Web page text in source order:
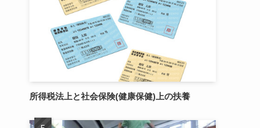
所得税法上と社会保険(健康保健)上の扶養